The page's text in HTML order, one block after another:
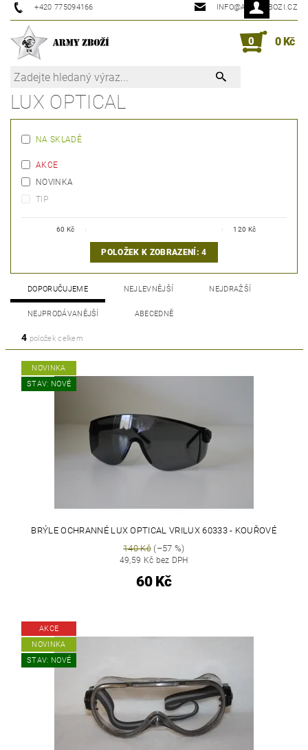
+420 775094166 INFO@ARMYZBOZI.CZ
0 0 Kč
LUX OPTICAL
NA SKLADĚ
AKCE
NOVINKA
TIP
60 Kč 120 Kč
POLOŽEK K ZOBRAZENÍ:4
DOPORUČUJEME NEJLEVNĚJŠÍ NEJDRAŽŠÍ
NEJPRODÁVANĚJŠÍ ABECEDNĚ
4 položek celkem
NOVINKA
STAV: NOVÉ
BRÝLE OCHRANNÉ LUX OPTICAL VRILUX 60333 - KOUŘOVÉ
140 Kč(–57 %)
49,59 Kč bez DPH
60 Kč
AKCE
NOVINKA
STAV: NOVÉ